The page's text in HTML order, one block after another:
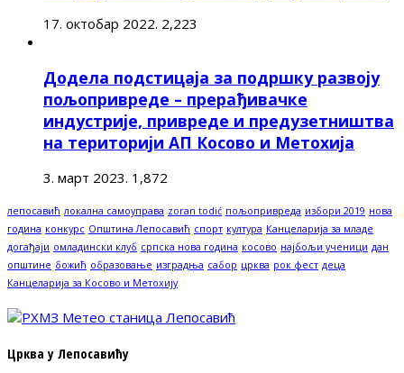
17. октобар 2022. 2,223
Додела подстицаја за подршку развоју
пољопривреде – прерађивачке
индустрије, привреде и предузетништва
на територији АП Косово и Метохија
3. март 2023. 1,872
лепосавић локална самоуправа zoran todić пољопривреда избори 2019 нова
година конкурс Општина Лепосавић спорт култура Канцеларија за младе
догађаји омладински клуб српска нова година косово најбољи ученици дан
општине божић образовање изградња сабор црква рок фест деца
Канцеларија за Косово и Метохију
Црква у Лепосавићу